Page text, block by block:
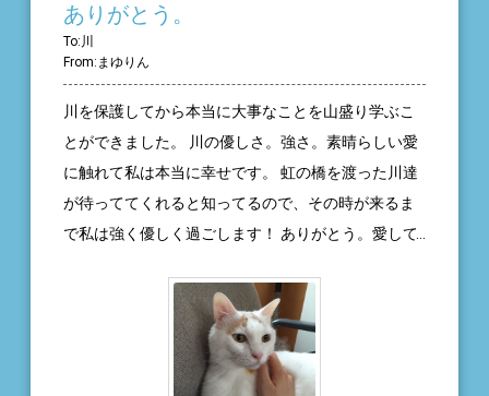
ありがとう。
To:川
From:まゆりん
川を保護してから本当に大事なことを山盛り学ぶこ
とができました。 川の優しさ。強さ。素晴らしい愛
に触れて私は本当に幸せです。 虹の橋を渡った川達
が待っててくれると知ってるので、その時が来るま
で私は強く優しく過ごします！ ありがとう。愛して